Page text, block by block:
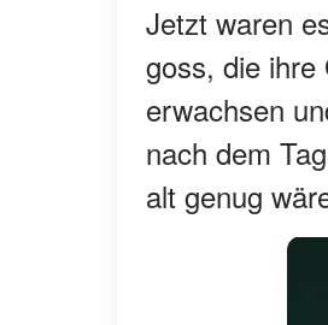
Jetzt waren
goss, die ihre
erwachsen
nach dem
alt genug